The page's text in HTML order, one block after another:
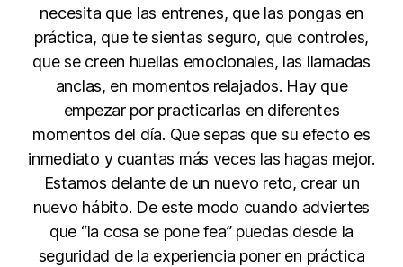
necesita que las entrenes, que las pongas en
práctica, que te sientas seguro, que controles,
que se creen huellas emocionales, las llamadas
anclas, en momentos relajados. Hay que
empezar por practicarlas en diferentes
momentos del día. Que sepas que su efecto es
inmediato y cuantas más veces las hagas mejor.
Estamos delante de un nuevo reto, crear un
nuevo hábito. De este modo cuando adviertes
que “la cosa se pone fea” puedas desde la
seguridad de la experiencia poner en práctica